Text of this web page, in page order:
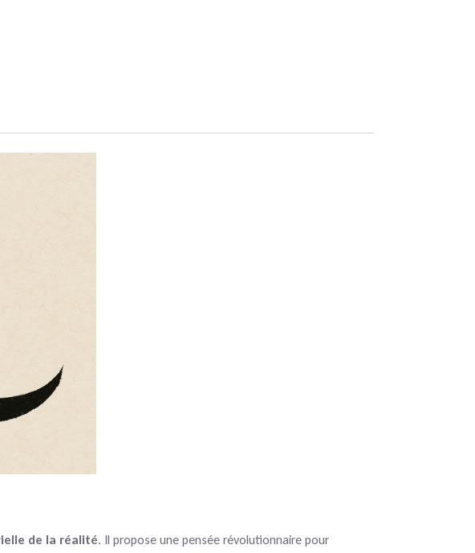
de la réalité. Il propose une pensée révolutionnaire pour